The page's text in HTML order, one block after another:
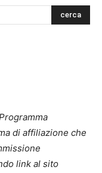
cerca
di affiliazione che
link al sito